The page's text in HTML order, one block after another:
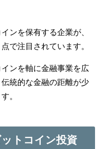
ンを保有する企業が、
で注目されています。
ンを軸に金融事業を広
統的な金融の距離が少
。
トコイン投資